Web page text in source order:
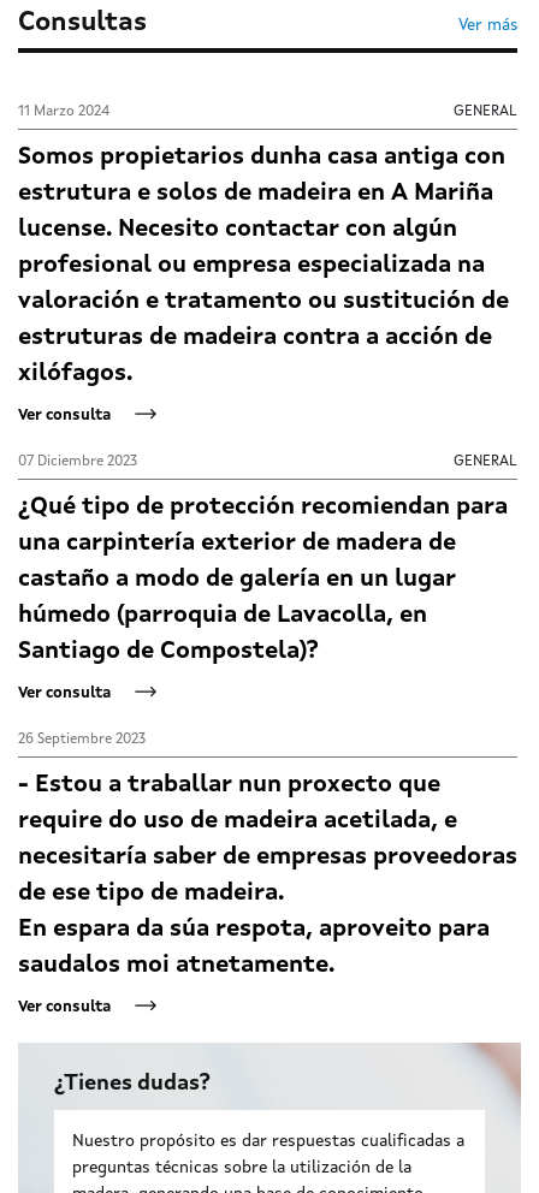
Consultas Ver más
11 Marzo 2024 GENERAL
Somos propietarios dunha casa antiga con
estrutura e solos de madeira en A Mariña
lucense. Necesito contactar con algún
profesional ou empresa especializada na
valoración e tratamento ou sustitución de
estruturas de madeira contra a acción de
xilófagos.
Ver consulta
07 Diciembre 2023 GENERAL
¿Qué tipo de protección recomiendan para
una carpintería exterior de madera de
castaño a modo de galería en un lugar
húmedo (parroquia de Lavacolla, en
Santiago de Compostela)?
Ver consulta
26 Septiembre 2023
- Estou a traballar nun proxecto que
require do uso de madeira acetilada, e
necesitaría saber de empresas proveedoras
de ese tipo de madeira.
En espara da súa respota, aproveito para
saudalos moi atnetamente.
Ver consulta
¿Tienes dudas?
Nuestro propósito es dar respuestas cualificadas a
preguntas técnicas sobre la utilización de la